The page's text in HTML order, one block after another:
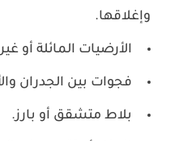
وإغلاقها.
الأرضيات المائلة أو
فجوات بين الجدران
بلاط متشقق أو بارز.